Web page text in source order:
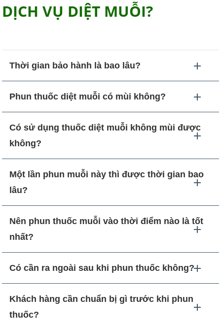
DỊCH VỤ DIỆT MUỖI?
Thời gian bảo hành là bao lâu?
Phun thuốc diệt muỗi có mùi không?
Có sử dụng thuốc diệt muỗi không mùi được
không?
Một lần phun muỗi này thì được thời gian bao
lâu?
Nên phun thuốc muỗi vào thời điểm nào là tốt
nhất?
Có cần ra ngoài sau khi phun thuốc không?
Khách hàng cần chuẩn bị gì trước khi phun
thuốc?